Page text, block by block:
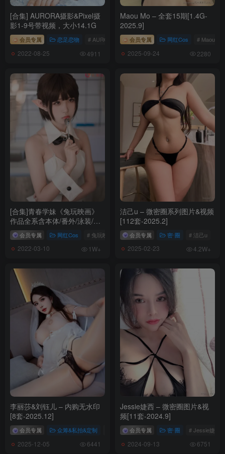
[合集] AURORA摄影&Pixel摄
影1-9号带视频，大小14.1G
会员专属 恋足恋物 # AURORA摄影&Pixel摄影
2022-08-25 4911
Maou Mo – 全套15期[1.4G-
2025.9]
会员专属 网红Cos # Maou Mo
2025-09-24 2280
[合集]青春学妹《兔玩映画》
作品全系含本体/番外/泳装/兔
女郎等，大小380G
会员专属 网红Cos # 兔玩映画
2022-03-10 1W+
洁己u – 微密圈系列图片&视频
[112套-2025.2]
会员专属 密⋅圈 # 洁己u
2025-02-23 4.2W+
李丽莎&刘钰儿 – 内购无水印
[8套-2025.12]
会员专属 众筹&私拍&定制 # 李丽莎 # 刘钰儿
2025-12-05 6441
Jessie婕西 – 微密圈图片&视
频[11套-2024.9]
会员专属 密⋅圈 # Jessie婕西
2024-09-13 6751